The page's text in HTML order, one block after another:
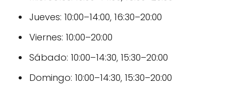
Jueves: 10:00–14:00, 16:30–20:00
Viernes: 10:00–20:00
Sábado: 10:00–14:30, 15:30–20:00
Domingo: 10:00–14:30, 15:30–20:00